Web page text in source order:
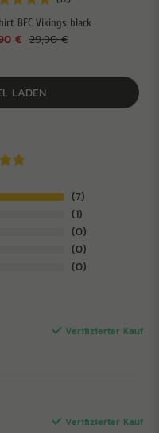
BFC Vikings black
29,90 €
€
LADEN
7
1
0
0
0
Verifizierter Kauf
Verifizierter Kauf